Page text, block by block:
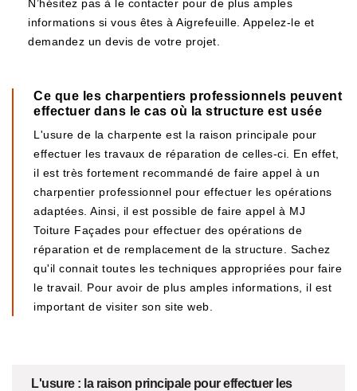
N’hésitez pas à le contacter pour de plus amples
informations si vous êtes à Aigrefeuille. Appelez-le et
demandez un devis de votre projet.
Ce que les charpentiers professionnels peuvent
effectuer dans le cas où la structure est usée
L'usure de la charpente est la raison principale pour
effectuer les travaux de réparation de celles-ci. En effet,
il est très fortement recommandé de faire appel à un
charpentier professionnel pour effectuer les opérations
adaptées. Ainsi, il est possible de faire appel à MJ
Toiture Façades pour effectuer des opérations de
réparation et de remplacement de la structure. Sachez
qu'il connait toutes les techniques appropriées pour faire
le travail. Pour avoir de plus amples informations, il est
important de visiter son site web.
L'usure : la raison principale pour effectuer les